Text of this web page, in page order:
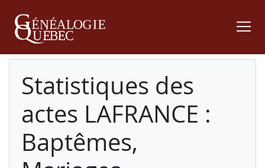
Statistiques des
actes LAFRANCE :
Baptêmes,